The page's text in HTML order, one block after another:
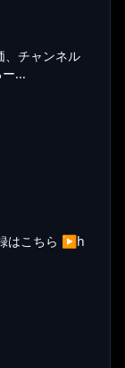
、チャンネル
...
こちら ▶︎h